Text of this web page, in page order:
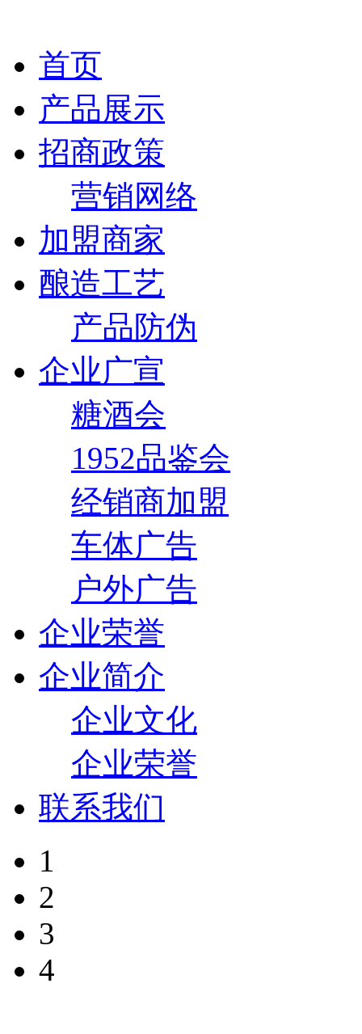
首页
产品展示
招商政策
营销网络
加盟商家
酿造工艺
产品防伪
企业广宣
糖酒会
1952品鉴会
经销商加盟
车体广告
户外广告
企业荣誉
企业简介
企业文化
企业荣誉
联系我们
1
2
3
4